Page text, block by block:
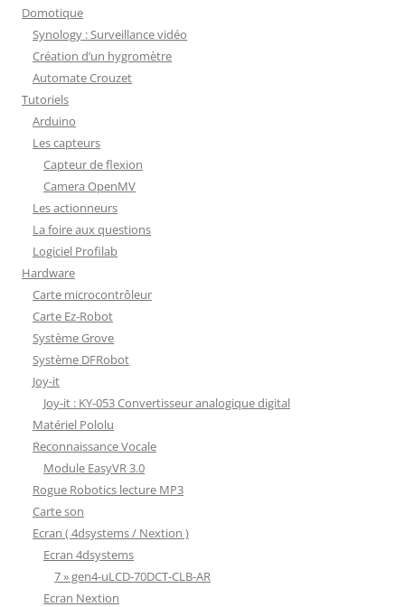
Domotique
Synology : Surveillance vidéo
Création d’un hygromètre
Automate Crouzet
Tutoriels
Arduino
Les capteurs
Capteur de flexion
Camera OpenMV
Les actionneurs
La foire aux questions
Logiciel Profilab
Hardware
Carte microcontrôleur
Carte Ez-Robot
Système Grove
Système DFRobot
Joy-it
Joy-it : KY-053 Convertisseur analogique digital
Matériel Pololu
Reconnaissance Vocale
Module EasyVR 3.0
Rogue Robotics lecture MP3
Carte son
Ecran ( 4dsystems / Nextion )
Ecran 4dsystems
7 » gen4-uLCD-70DCT-CLB-AR
Ecran Nextion